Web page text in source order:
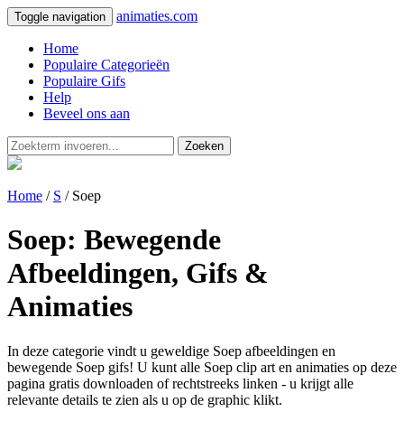
Toggle navigation animaties.com
Home
Populaire Categorieën
Populaire Gifs
Help
Beveel ons aan
Zoeken
Home / S / Soep
Soep: Bewegende
Afbeeldingen, Gifs &
Animaties
In deze categorie vindt u geweldige Soep afbeeldingen en
bewegende Soep gifs! U kunt alle Soep clip art en animaties op deze
pagina gratis downloaden of rechtstreeks linken - u krijgt alle
relevante details te zien als u op de graphic klikt.